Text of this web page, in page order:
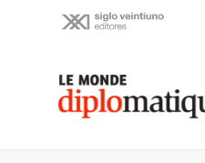
Le monde diplomatique